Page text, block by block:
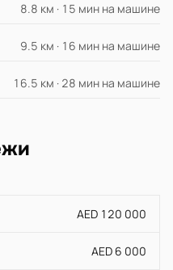
8.8 км · 15 мин на машине
9.5 км · 16 мин на машине
16.5 км · 28 мин на машине
AED 120 000
AED 6 000